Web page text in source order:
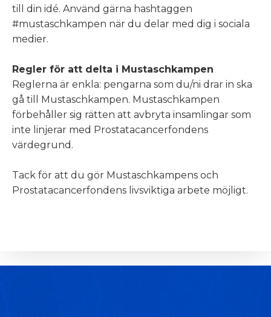
till din idé. Använd gärna hashtaggen
#mustaschkampen när du delar med dig i sociala
medier.
Regler för att delta i Mustaschkampen
Reglerna är enkla: pengarna som du/ni drar in ska
gå till Mustaschkampen. Mustaschkampen
förbehåller sig rätten att avbryta insamlingar som
inte linjerar med Prostatacancerfondens
värdegrund.
Tack för att du gör Mustaschkampens och
Prostatacancerfondens livsviktiga arbete möjligt.